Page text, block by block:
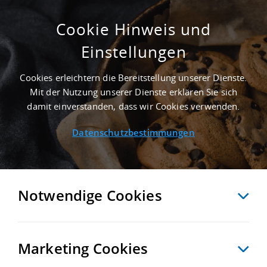
ERSTBEZUG - 10.120 M² LAGERFLÄCHE IN
LUDWIGSFELDE AN DER AUTOBAHN A 10 -
LANDKREIS TELTOW-FLÄMING
Startseite/ Immobiliensuche/ Detailansicht
ZURÜCK MERKEN VERGLEICHEN EXPORT PDF
Cookie Hinweis und
Einstellungen
Cookies erleichtern die Bereitstellung unserer Dienste.
Mit der Nutzung unserer Dienste erklären Sie sich
damit einverstanden, dass wir Cookies verwenden.
Datenschutzbestimmungen
Notwendige Cookies
Marketing Cookies